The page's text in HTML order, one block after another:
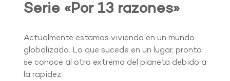
Serie «Por 13 razones»
Actualmente estamos viviendo en un mundo
globalizado. Lo que sucede en un lugar, pronto
se conoce al otro extremo del planeta debido a
la rapidez